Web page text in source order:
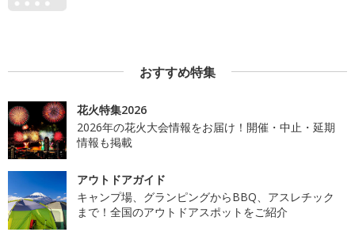
おすすめ特集
花火特集2026
2026年の花火大会情報をお届け！開催・中止・延期
情報も掲載
アウトドアガイド
キャンプ場、グランピングからBBQ、アスレチック
まで！全国のアウトドアスポットをご紹介